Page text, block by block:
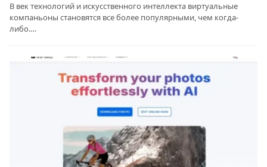
В век технологий и искусственного интеллекта виртуальные
компаньоны становятся все более популярными, чем когда-
либо.…